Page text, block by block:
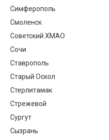
Симферополь
Смоленск
Советский ХМАО
Сочи
Ставрополь
Старый Оскол
Стерлитамак
Стрежевой
Сургут
Сызрань